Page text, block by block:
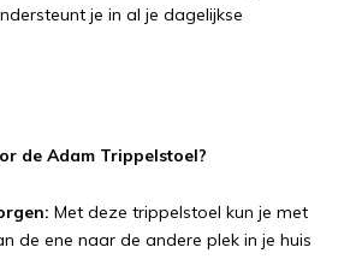
je in al je dagelijkse
de Adam Trippelstoel?
Met deze trippelstoel kun je met
de ene naar de andere plek in je huis